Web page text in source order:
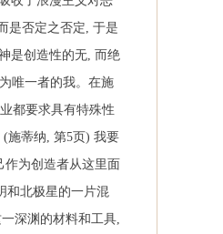
是否定之否定, 于是
是创造性的无, 而绝
唯一者的我。在施
都要求具有特殊性
(施蒂纳, 第5页) 我要
作为创造者从这里面
和北极星的一片混
深渊的材料和工具,